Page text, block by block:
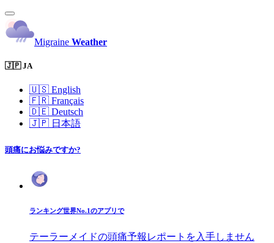
Migraine Weather
🇯🇵 JA
🇺🇸 English
🇫🇷 Français
🇩🇪 Deutsch
🇯🇵 日本語
頭痛にお悩みですか?
ランキング世界No.1のアプリで
テーラーメイドの頭痛予報レポートを入手しません